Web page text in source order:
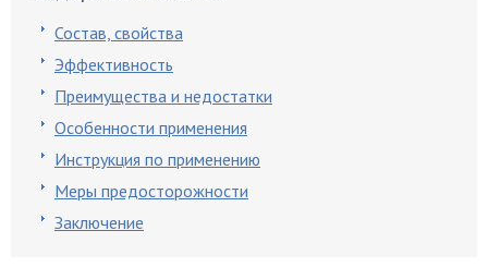
Состав, свойства
Эффективность
Преимущества и недостатки
Особенности применения
Инструкция по применению
Меры предосторожности
Заключение